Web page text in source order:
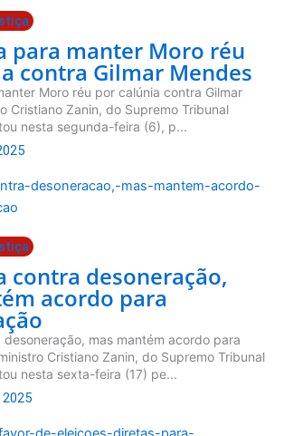
para manter Moro réu
contra Gilmar Mendes
Moro réu por calúnia contra Gilmar
Cristiano Zanin, do Supremo Tribunal
nesta segunda-feira (6), p...
contra desoneração,
acordo para
mas mantém acordo para
Cristiano Zanin, do Supremo Tribunal
nesta sexta-feira (17) pe...